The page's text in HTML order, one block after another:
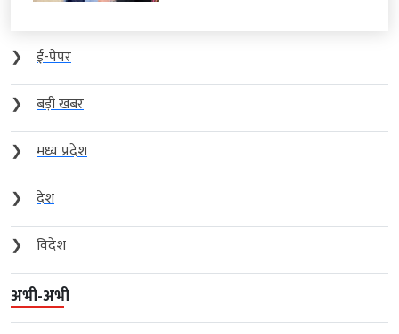
❯
ई-पेपर
❯
बड़ी खबर
❯
मध्य प्रदेश
❯
देश
❯
विदेश
अभी-अभी